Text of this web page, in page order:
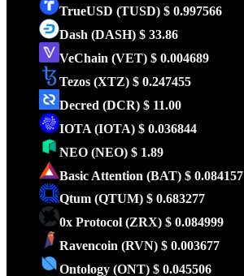
TrueUSD (TUSD) $ 0.997566
Dash (DASH) $ 33.86
VeChain (VET) $ 0.004689
Tezos (XTZ) $ 0.247455
Decred (DCR) $ 11.00
IOTA (IOTA) $ 0.036844
NEO (NEO) $ 1.89
Basic Attention (BAT) $ 0.084157
Qtum (QTUM) $ 0.683277
0x Protocol (ZRX) $ 0.084999
Ravencoin (RVN) $ 0.003677
Ontology (ONT) $ 0.045506